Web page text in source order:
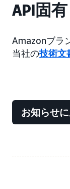
API固有
Amazonブラ
当社の技術文
お知らせ